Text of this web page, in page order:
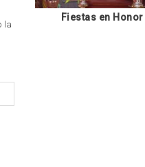
la
Fiestas en